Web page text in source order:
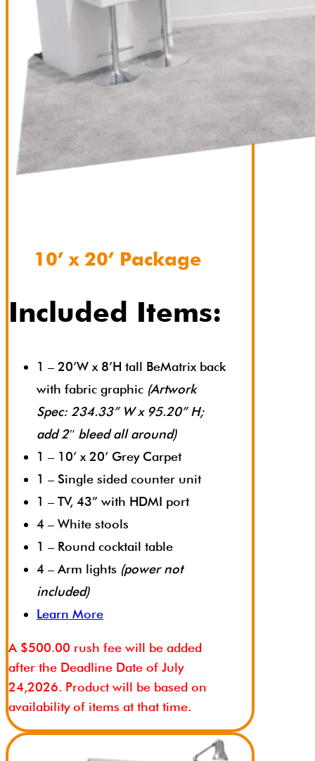
10’ x 20’ Package
Included Items:
1 – 20’W x 8’H tall BeMatrix back
with fabric graphic (Artwork
Spec: 234.33” W x 95.20” H;
add 2″ bleed all around)
1 – 10’ x 20’ Grey Carpet
1 – Single sided counter unit
1 – TV, 43” with HDMI port
4 – White stools
1 – Round cocktail table
4 – Arm lights (power not
included)
Learn More
A $500.00 rush fee will be added
after the Deadline Date of July
24,2026. Product will be based on
availability of items at that time.